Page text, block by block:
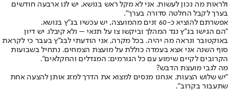
ולראות מה נכון לעשות. אני לא מקל ראש בנושא, יש לנו ארבעה חודשים
בערך לקבל החלטה סדורה בערך".
אפשרתם להוציא כ-60 זנים מהמועצה, יש עכשיו בג"ץ בנושא.
"הם הגישו בג"ץ נגד המהלך וביקשו צו על תנאי – ולא קיבלו. יש דיון
באוקטובר ונראה מה יהיה. בכל מקרה, אני הודעתי לבג"ץ בעבר כי לקראת
סוף השנה אני אצא בעמדה כוללת על מועצת הצמחים. נתחיל בשבועות
הקרובים לקיים שימוע עם כל הגורמים: המגדלים והחקלאים".
מה לגבי מועצת הדבש?
"יש שלוש הצעות. אנחנו מנסים למצוא את הדרך למזג אותן להצעה אחת
שתעבור בקרוב".